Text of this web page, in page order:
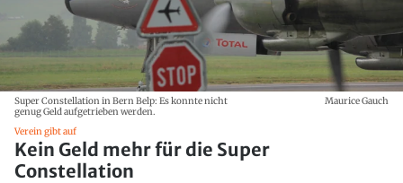
Super Constellation in Bern Belp: Es konnte nicht
genug Geld aufgetrieben werden.
Maurice Gauch
Verein gibt auf
Kein Geld mehr für die Super
Constellation